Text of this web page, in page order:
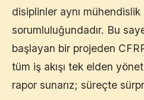
disiplinler aynı mühendislik
sorumluluğundadır. Bu
başlayan bir projeden
tüm iş akışı tek elden
rapor sunarız; süreçte